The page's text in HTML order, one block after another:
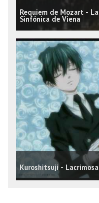
Requiem de Mozart -
Sinfónica de Viena
Kuroshitsuji -